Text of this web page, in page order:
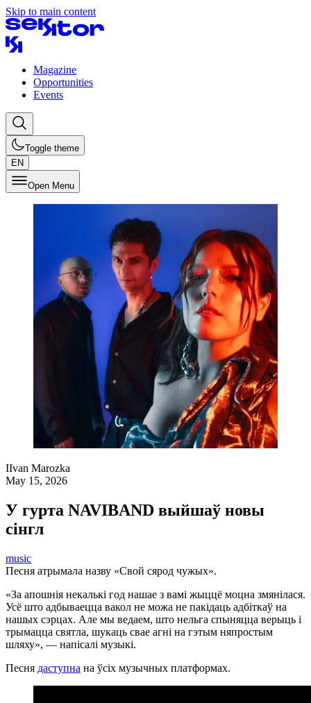
Skip to main content
Magazine
Opportunities
Events
Toggle theme
EN
Open Menu
IIvan Marozka
May 15, 2026
У гурта NAVIBAND выйшаў новы
сінгл
music
Песня атрымала назву «Свой сярод чужых».
«За апошнія некалькі год нашае з вамі жыццё моцна змянілася.
Усё што адбываецца вакол не можа не пакідаць адбіткаў на
нашых сэрцах. Але мы ведаем, што нельга спыняцца верыць і
трымацца святла, шукаць свае агні на гэтым няпростым
шляху», — напісалі музыкі.
Песня даступна на ўсіх музычных платформах.